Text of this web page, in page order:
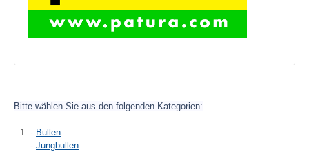
Bitte wählen Sie aus den folgenden Kategorien:
- Bullen
- Jungbullen